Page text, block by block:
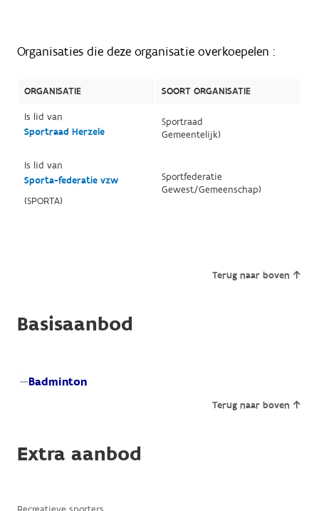
Organisaties die deze organisatie overkoepelen :
ORGANISATIE
SOORT ORGANISATIE
Is lid van
Sportraad Herzele
Sportraad
Gemeentelijk)
Is lid van
Sporta-federatie vzw
(SPORTA)
Sportfederatie
Gewest/Gemeenschap)
Terug naar boven
Basisaanbod
Badminton
Terug naar boven
Extra aanbod